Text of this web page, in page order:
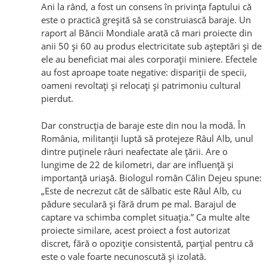
Ani la rând, a fost un consens în privinţa faptului că
este o practică greşită să se construiască baraje. Un
raport al Băncii Mondiale arată că mari proiecte din
anii 50 şi 60 au produs electricitate sub aşteptări şi de
ele au beneficiat mai ales corporaţii miniere. Efectele
au fost aproape toate negative: dispariţii de specii,
oameni revoltaţi și relocaţi şi patrimoniu cultural
pierdut.
Dar construcţia de baraje este din nou la modă. În
România, militanţii luptă să protejeze Râul Alb, unul
dintre puţinele râuri neafectate ale ţării. Are o
lungime de 22 de kilometri, dar are influenţă şi
importanţă uriaşă. Biologul român Călin Dejeu spune:
„Este de necrezut cât de sălbatic este Râul Alb, cu
pădure seculară şi fără drum pe mal. Barajul de
captare va schimba complet situaţia.” Ca multe alte
proiecte similare, acest proiect a fost autorizat
discret, fără o opoziţie consistentă, parţial pentru că
este o vale foarte necunoscută şi izolată.